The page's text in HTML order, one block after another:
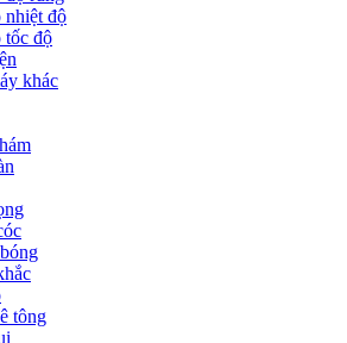
nhiệt độ
tốc độ
khác
tông